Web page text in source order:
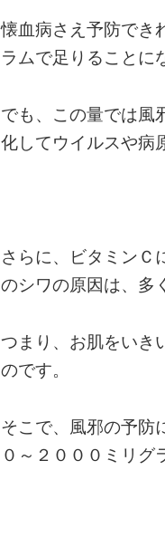
懐血病さえ予防でき
ラムで足りることに
でも、この量では風
化してウイルスや病
さらに、ビタミンＣ
のシワの原因は、多
つまり、お肌をいき
のです。
そこで、風邪の予防
０～２０００ミリグ